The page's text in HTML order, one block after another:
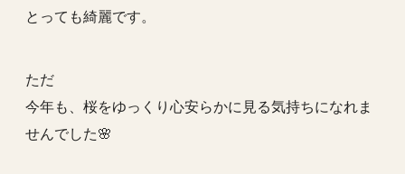
とっても綺麗です。
ただ
今年も、桜をゆっくり心安らかに見る気持ちになれま
せんでした🌸